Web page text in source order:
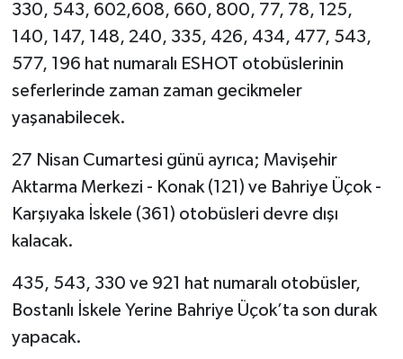
330, 543, 602,608, 660, 800, 77, 78, 125,
140, 147, 148, 240, 335, 426, 434, 477, 543,
577, 196 hat numaralı ESHOT otobüslerinin
seferlerinde zaman zaman gecikmeler
yaşanabilecek.
27 Nisan Cumartesi günü ayrıca; Mavişehir
Aktarma Merkezi - Konak (121) ve Bahriye Üçok -
Karşıyaka İskele (361) otobüsleri devre dışı
kalacak.
435, 543, 330 ve 921 hat numaralı otobüsler,
Bostanlı İskele Yerine Bahriye Üçok’ta son durak
yapacak.